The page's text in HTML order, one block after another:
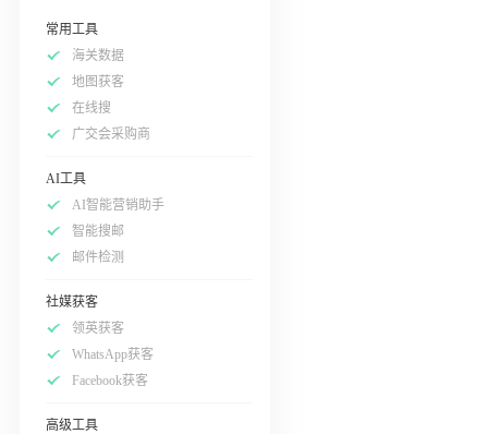
常用工具
海关数据
地图获客
在线搜
广交会采购商
AI工具
AI智能营销助手
智能搜邮
邮件检测
社媒获客
领英获客
WhatsApp获客
Facebook获客
高级工具